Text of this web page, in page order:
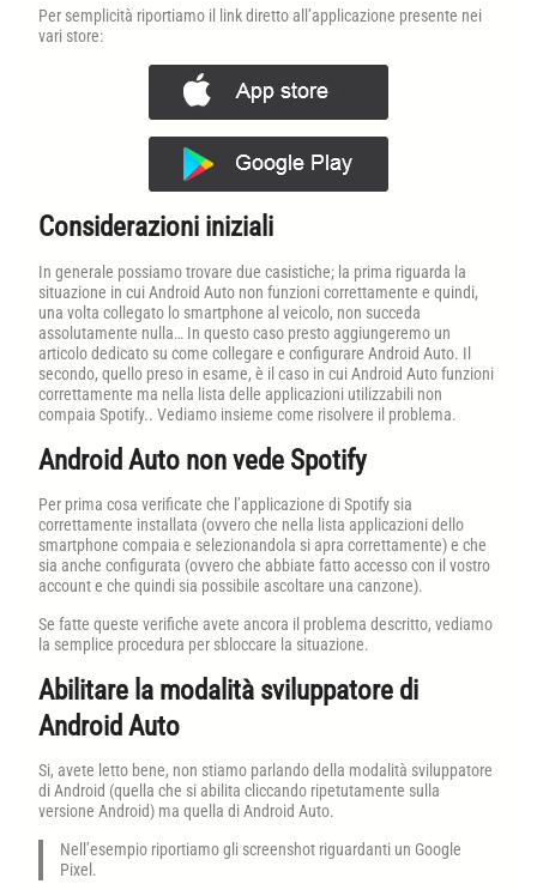
Per semplicità riportiamo il link diretto all’applicazione presente nei
vari store:
Considerazioni iniziali
In generale possiamo trovare due casistiche; la prima riguarda la
situazione in cui Android Auto non funzioni correttamente e quindi,
una volta collegato lo smartphone al veicolo, non succeda
assolutamente nulla… In questo caso presto aggiungeremo un
articolo dedicato su come collegare e configurare Android Auto. Il
secondo, quello preso in esame, è il caso in cui Android Auto funzioni
correttamente ma nella lista delle applicazioni utilizzabili non
compaia Spotify.. Vediamo insieme come risolvere il problema.
Android Auto non vede Spotify
Per prima cosa verificate che l’applicazione di Spotify sia
correttamente installata (ovvero che nella lista applicazioni dello
smartphone compaia e selezionandola si apra correttamente) e che
sia anche configurata (ovvero che abbiate fatto accesso con il vostro
account e che quindi sia possibile ascoltare una canzone).
Se fatte queste verifiche avete ancora il problema descritto, vediamo
la semplice procedura per sbloccare la situazione.
Abilitare la modalità sviluppatore di
Android Auto
Si, avete letto bene, non stiamo parlando della modalità sviluppatore
di Android (quella che si abilita cliccando ripetutamente sulla
versione Android) ma quella di Android Auto.
Nell’esempio riportiamo gli screenshot riguardanti un Google
Pixel.